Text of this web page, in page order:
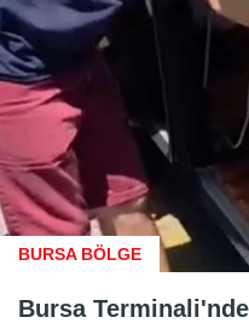
BURSA BÖLGE
Bursa